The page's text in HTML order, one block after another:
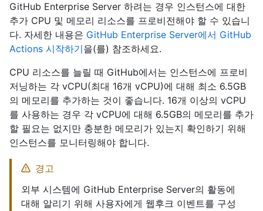
GitHub Enterprise Server 하려는 경우 인스턴스에 대한
추가 CPU 및 메모리 리소스를 프로비전해야 할 수 있습니
다. 자세한 내용은 GitHub Enterprise Server에서 GitHub
Actions 시작하기을(를) 참조하세요.
CPU 리소스를 늘릴 때 GitHub에서는 인스턴스에 프로비
저닝하는 각 vCPU(최대 16개 vCPU)에 대해 최소 6.5GB
의 메모리를 추가하는 것이 좋습니다. 16개 이상의 vCPU
를 사용하는 경우 각 vCPU에 대해 6.5GB의 메모리를 추가
할 필요는 없지만 충분한 메모리가 있는지 확인하기 위해
인스턴스를 모니터링해야 합니다.
경고
외부 시스템에 GitHub Enterprise Server의 활동에
대해 알리기 위해 사용자에게 웹후크 이벤트를 구성